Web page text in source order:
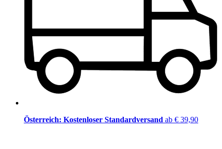
Österreich: Kostenloser Standardversand ab € 39,90